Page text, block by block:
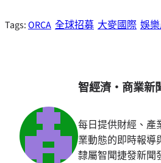
Tags:ORCA 全球招募 大麥國際 娛
智經濟・商業新
每日提供財經、產
業動態的即時報導
隸屬智聞捷發新聞